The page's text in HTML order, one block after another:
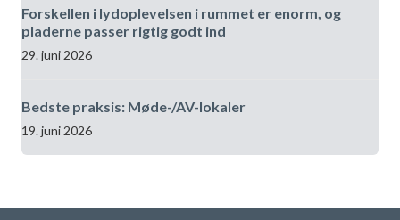
Forskellen i lydoplevelsen i rummet er enorm, og
pladerne passer rigtig godt ind
29. juni 2026
Bedste praksis: Møde-/AV-lokaler
19. juni 2026